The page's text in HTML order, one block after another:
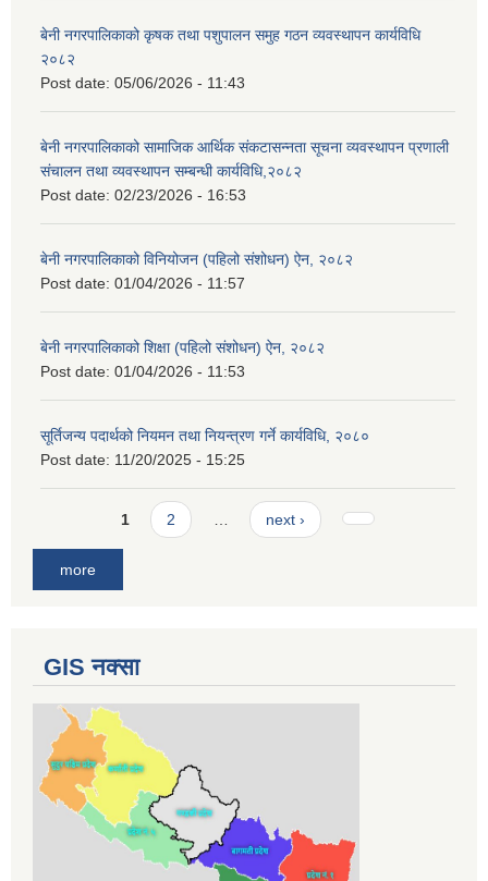
बेनी नगरपालिकाको कृषक तथा पशुपालन समुह गठन व्यवस्थापन कार्यविधि
२०८२
Post date: 05/06/2026 - 11:43
बेनी नगरपालिकाको सामाजिक आर्थिक संकटासन्नता सूचना व्यवस्थापन प्रणाली
संचालन तथा व्यवस्थापन सम्बन्धी कार्यविधि,२०८२
Post date: 02/23/2026 - 16:53
बेनी नगरपालिकाको विनियोजन (पहिलो संशोधन) ऐन, २०८२
Post date: 01/04/2026 - 11:57
बेनी नगरपालिकाको शिक्षा (पहिलो संशोधन) ऐन, २०८२
Post date: 01/04/2026 - 11:53
सूर्तिजन्य पदार्थको नियमन तथा नियन्त्रण गर्ने कार्यविधि, २०८०
Post date: 11/20/2025 - 15:25
Pages1 2 next ›
more
GIS नक्सा